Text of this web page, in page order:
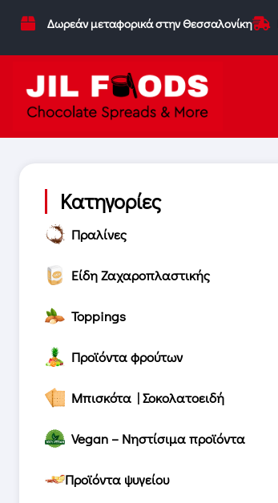
Δωρεάν μεταφορικά στην Θεσσαλονίκη
Κατηγορίες
Πραλίνες
Είδη Ζαχαροπλαστικής
Toppings
Προϊόντα φρούτων
Μπισκότα | Σοκολατοειδή
Vegan – Νηστίσιμα προϊόντα
Προϊόντα ψυγείου